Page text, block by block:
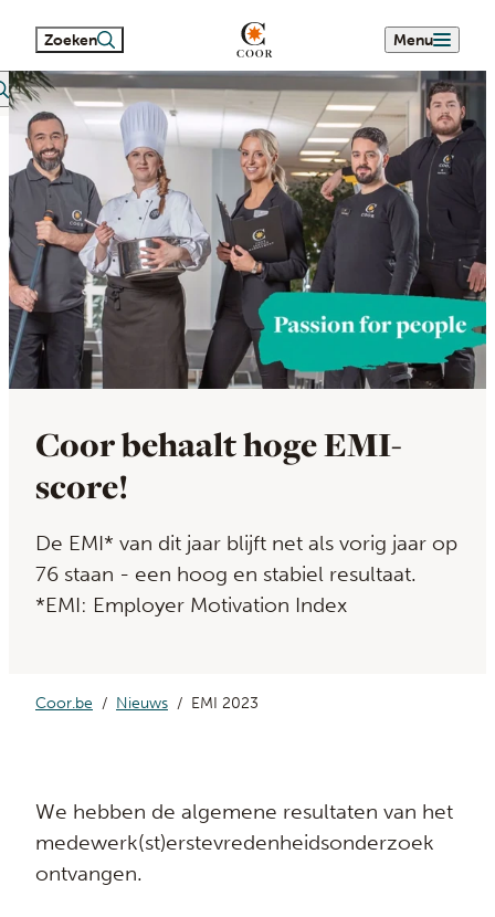
Zoeken
search
Menu
Coor behaalt hoge EMI-
score!
De EMI* van dit jaar blijft net als vorig jaar op
76 staan - een hoog en stabiel resultaat.
*EMI: Employer Motivation Index
Coor.be Nieuws EMI 2023
We hebben de algemene resultaten van het
medewerk(st)erstevredenheidsonderzoek
ontvangen.